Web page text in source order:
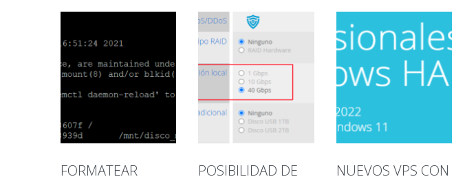
FORMATEAR
POSIBILIDAD DE
NUEVOS VPS CON